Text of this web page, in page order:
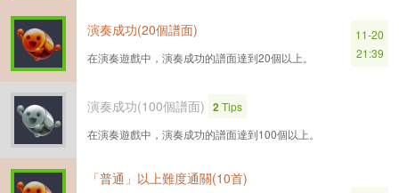
演奏成功(20個譜面)
在演奏遊戲中，演奏成功的譜面達到20個以上。
11-20
21:39
演奏成功(100個譜面) 2Tips
在演奏遊戲中，演奏成功的譜面達到100個以上。
「普通」以上難度通關(10首)